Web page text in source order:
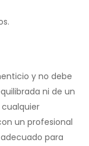
y no debe
ni de un
un profesional
para